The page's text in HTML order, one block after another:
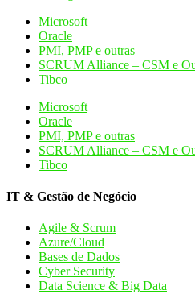
Microsoft
Oracle
PMI, PMP e outras
SCRUM Alliance – CSM e
Tibco
Microsoft
Oracle
PMI, PMP e outras
SCRUM Alliance – CSM e
Tibco
IT & Gestão de Negócio
Agile & Scrum
Azure/Cloud
Bases de Dados
Cyber Security
Data Science & Big Data